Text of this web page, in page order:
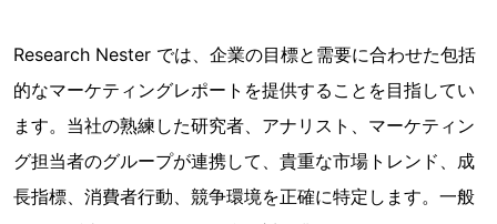
Research Nester では、企業の目標と需要に合わせた包括
的なマーケティングレポートを提供することを目指してい
ます。当社の熟練した研究者、アナリスト、マーケティン
グ担当者のグループが連携して、貴重な市場トレンド、成
長指標、消費者行動、競争環境を正確に特定します。一般